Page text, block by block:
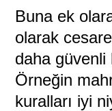
Buna ek
olarak
daha güvenli
Örneğin
kuralları iyi